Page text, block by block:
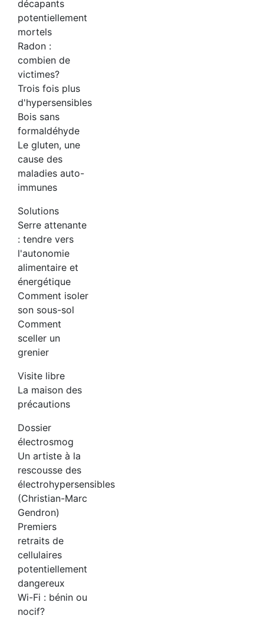
décapants
potentiellement
mortels
Radon :
combien de
victimes?
Trois fois plus
d'hypersensibles
Bois sans
formaldéhyde
Le gluten, une
cause des
maladies auto-
immunes
Solutions
Serre attenante
: tendre vers
l'autonomie
alimentaire et
énergétique
Comment isoler
son sous-sol
Comment
sceller un
grenier
Visite libre
La maison des
précautions
Dossier
électrosmog
Un artiste à la
rescousse des
électrohypersensibles
(Christian-Marc
Gendron)
Premiers
retraits de
cellulaires
potentiellement
dangereux
Wi-Fi : bénin ou
nocif?